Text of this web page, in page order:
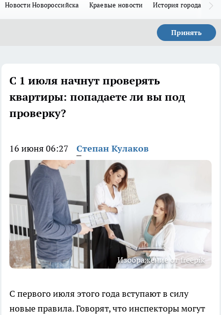
Новости Новороссийска Краевые новости История города Н
Принять
С 1 июля начнут проверять
квартиры: попадаете ли вы под
проверку?
16 июня 06:27 Степан Кулаков
Изображение от freepik
С первого июля этого года вступают в силу
новые правила. Говорят, что инспекторы могут